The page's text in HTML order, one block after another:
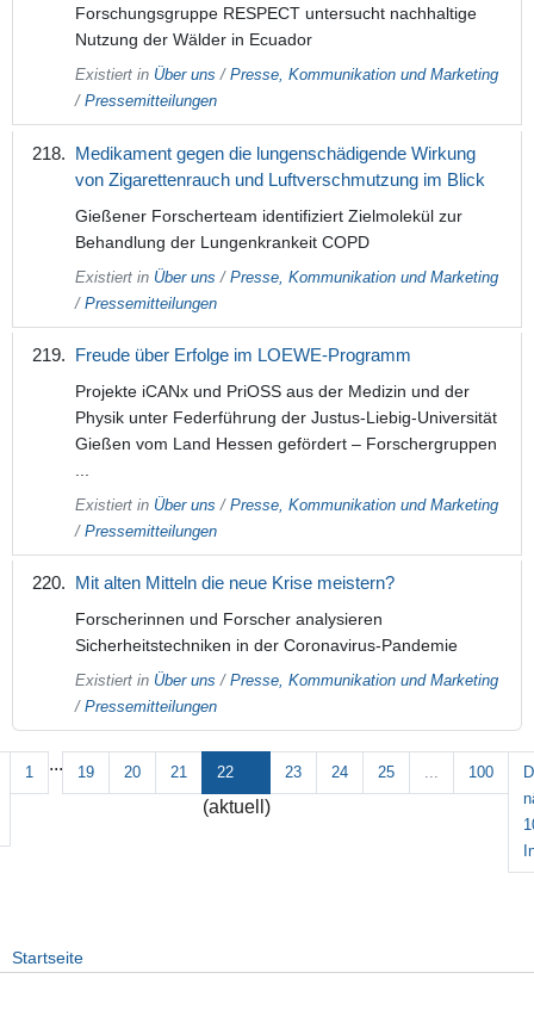
Forschungsgruppe RESPECT untersucht nachhaltige
Nutzung der Wälder in Ecuador
Existiert in Über uns / Presse, Kommunikation und Marketing
/ Pressemitteilungen
Medikament gegen die lungenschädigende Wirkung
von Zigarettenrauch und Luftverschmutzung im Blick
Gießener Forscherteam identifiziert Zielmolekül zur
Behandlung der Lungenkrankeit COPD
Existiert in Über uns / Presse, Kommunikation und Marketing
/ Pressemitteilungen
Freude über Erfolge im LOEWE-Programm
Projekte iCANx und PriOSS aus der Medizin und der
Physik unter Federführung der Justus-Liebig-Universität
Gießen vom Land Hessen gefördert – Forschergruppen
Existiert in Über uns / Presse, Kommunikation und Marketing
/ Pressemitteilungen
Mit alten Mitteln die neue Krise meistern?
Forscherinnen und Forscher analysieren
Sicherheitstechniken in der Coronavirus-Pandemie
Existiert in Über uns / Presse, Kommunikation und Marketing
/ Pressemitteilungen
1 ... 19 20 21 22
(aktuell)
23 24 25 ... 100
Startseite